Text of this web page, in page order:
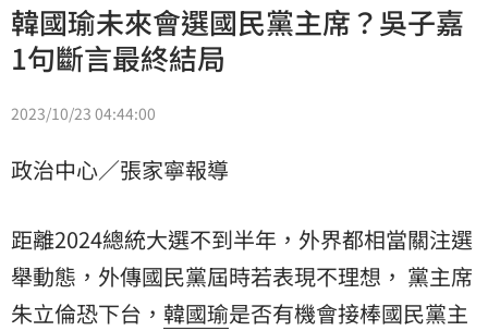
韓國瑜未來會選國民黨主席？吳子嘉
1句斷言最終結局
2023/10/23 04:44:00
政治中心／張家寧報導
距離2024總統大選不到半年，外界都相當關注選
舉動態，外傳國民黨屆時若表現不理想， 黨主席
朱立倫恐下台， 韓國瑜是否有機會接棒國民黨主